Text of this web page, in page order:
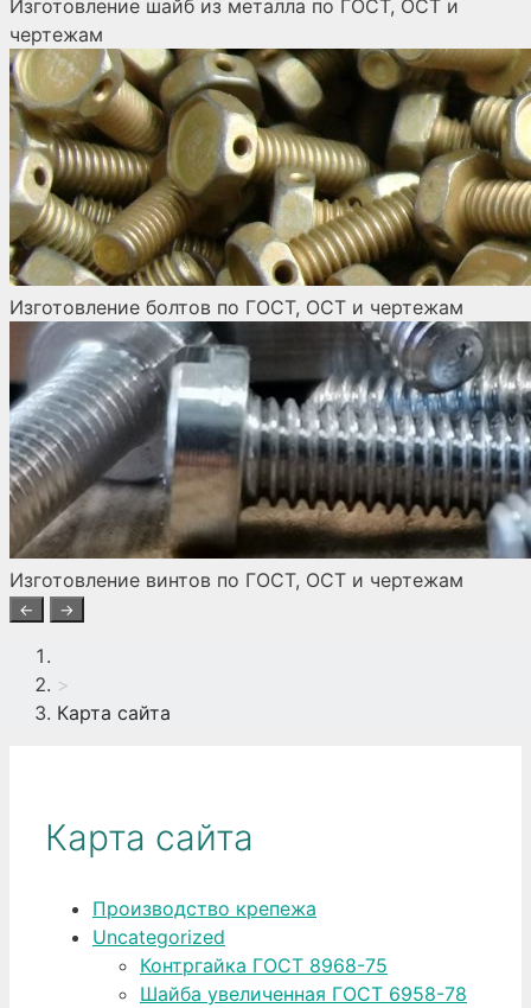
Изготовление шайб из металла по ГОСТ, ОСТ и
чертежам
Изготовление болтов по ГОСТ, ОСТ и чертежам
Изготовление винтов по ГОСТ, ОСТ и чертежам
← →
>
Карта сайта
Карта сайта
Производство крепежа
Uncategorized
Контргайка ГОСТ 8968-75
Шайба увеличенная ГОСТ 6958-78